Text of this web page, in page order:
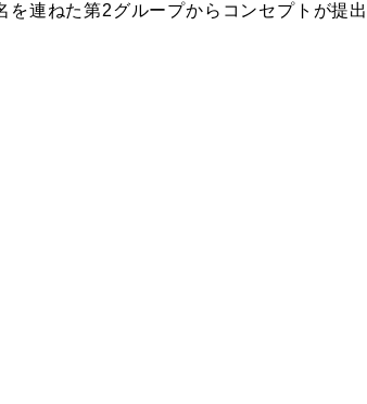
を連ねた第2グループからコンセプトが提出